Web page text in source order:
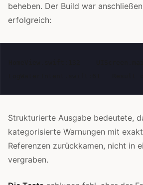
beheben. Der Build war
erfolgreich:
Strukturierte Ausgabe bedeutete,
kategorisierte Warnungen mit
Referenzen zurückkamen, nicht in
vergraben.